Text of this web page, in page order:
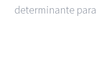
determinante